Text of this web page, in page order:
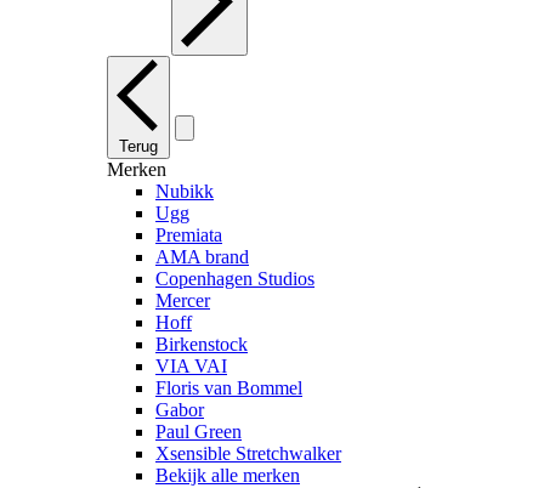
Terug
Merken
Nubikk
Ugg
Premiata
AMA brand
Copenhagen Studios
Mercer
Hoff
Birkenstock
VIA VAI
Floris van Bommel
Gabor
Paul Green
Xsensible Stretchwalker
Bekijk alle merken